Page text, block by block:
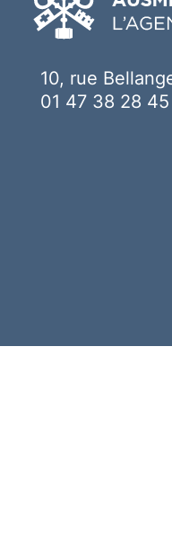
10, rue
01 47 38 28 45